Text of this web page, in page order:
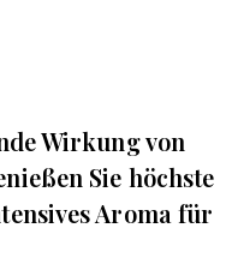
Wirkung von
Sie höchste
Aroma für